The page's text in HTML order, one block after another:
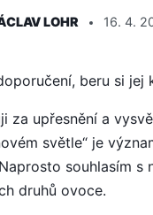
LOHR
16. 4.
beru si jej
za upřesnění a
světle“ je
souhlasím s
druhů ovoce.